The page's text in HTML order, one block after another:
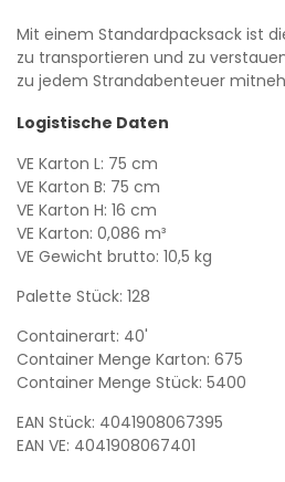
Mit einem Standardpacksack ist
zu transportieren und zu
zu jedem Strandabenteuer
Logistische Daten
VE Karton L: 75 cm
VE Karton B: 75 cm
VE Karton H: 16 cm
VE Karton: 0,086 m³
VE Gewicht brutto: 10,5 kg
Palette Stück: 128
Containerart: 40'
Container Menge Karton: 675
Container Menge Stück: 5400
EAN Stück: 4041908067395
EAN VE: 4041908067401